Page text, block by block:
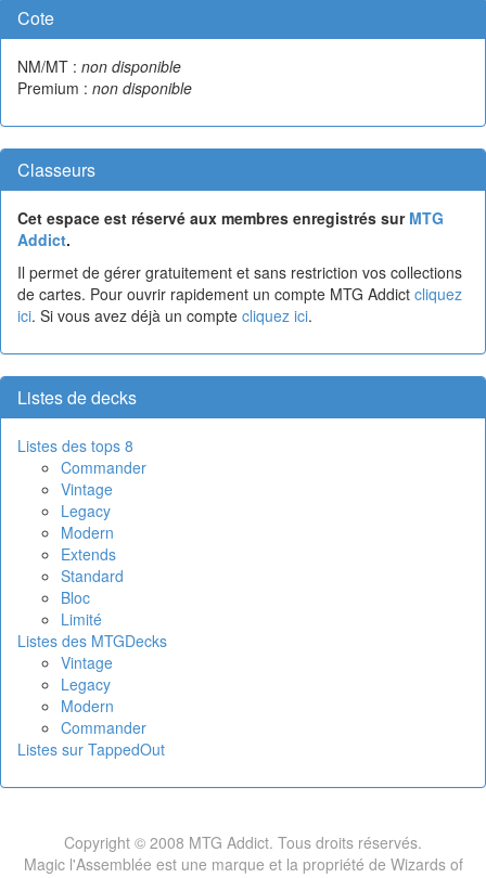
Cote
NM/MT : non disponible
Premium : non disponible
Classeurs
Cet espace est réservé aux membres enregistrés sur MTG
Addict.
Il permet de gérer gratuitement et sans restriction vos collections
de cartes. Pour ouvrir rapidement un compte MTG Addict cliquez
ici. Si vous avez déjà un compte cliquez ici.
Listes de decks
Listes des tops 8
Commander
Vintage
Legacy
Modern
Extends
Standard
Bloc
Limité
Listes des MTGDecks
Vintage
Legacy
Modern
Commander
Listes sur TappedOut
Copyright © 2008 MTG Addict. Tous droits réservés.
Magic l'Assemblée est une marque et la propriété de Wizards of